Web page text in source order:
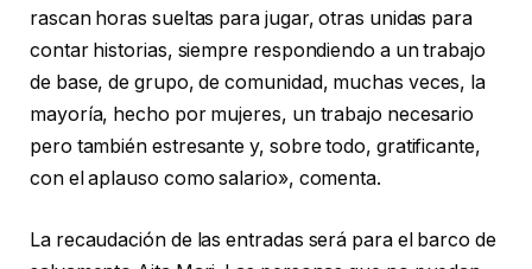
rascan horas sueltas para jugar, otras unidas para
contar historias, siempre respondiendo a un trabajo
de base, de grupo, de comunidad, muchas veces, la
mayoría, hecho por mujeres, un trabajo necesario
pero también estresante y, sobre todo, gratificante,
con el aplauso como salario», comenta.
La recaudación de las entradas será para el barco de